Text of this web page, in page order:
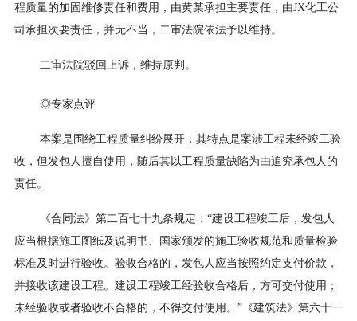
程质量的加固维修责任和费用，由黄某承担主要责任，由JX化工公
司承担次要责任，并无不当，二审法院依法予以维持。
二审法院驳回上诉，维持原判。
◎专家点评
本案是围绕工程质量纠纷展开，其特点是案涉工程未经竣工验
收，但发包人擅自使用，随后其以工程质量缺陷为由追究承包人的
责任。
《合同法》第二百七十九条规定：“建设工程竣工后，发包人
应当根据施工图纸及说明书、国家颁发的施工验收规范和质量检验
标准及时进行验收。验收合格的，发包人应当按照约定支付价款，
并接收该建设工程。建设工程竣工经验收合格后，方可交付使用；
未经验收或者验收不合格的，不得交付使用。”《建筑法》第六十一